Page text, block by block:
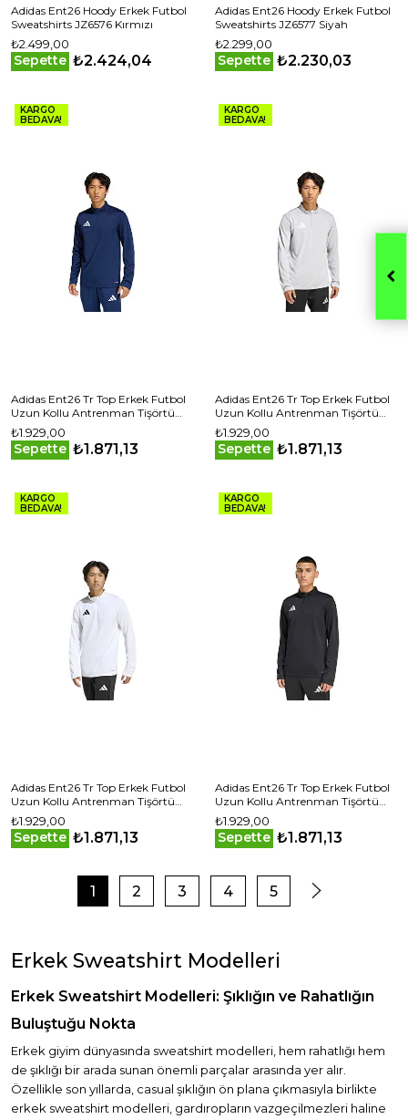
Adidas Ent26 Hoody Erkek Futbol
Sweatshirts JZ6576 Kırmızı
₺2.499,00
Sepette ₺2.424,04
Adidas Ent26 Hoody Erkek Futbol
Sweatshirts JZ6577 Siyah
₺2.299,00
Sepette ₺2.230,03
KARGO
BEDAVA!
Adidas Ent26 Tr Top Erkek Futbol
Uzun Kollu Antrenman Tişörtü
JZ6651 Lacivert
₺1.929,00
Sepette ₺1.871,13
KARGO
BEDAVA!
Adidas Ent26 Tr Top Erkek Futbol
Uzun Kollu Antrenman Tişörtü
JZ6654 Gri
₺1.929,00
Sepette ₺1.871,13
KARGO
BEDAVA!
Adidas Ent26 Tr Top Erkek Futbol
Uzun Kollu Antrenman Tişörtü
JZ6656 Beyaz
₺1.929,00
Sepette ₺1.871,13
KARGO
BEDAVA!
Adidas Ent26 Tr Top Erkek Futbol
Uzun Kollu Antrenman Tişörtü
JZ6658 Siyah
₺1.929,00
Sepette ₺1.871,13
1 2 3 4 5
Erkek Sweatshirt Modelleri
Erkek Sweatshirt Modelleri: Şıklığın ve Rahatlığın
Buluştuğu Nokta
Erkek giyim dünyasında sweatshirt modelleri, hem rahatlığı hem
de şıklığı bir arada sunan önemli parçalar arasında yer alır.
Özellikle son yıllarda, casual şıklığın ön plana çıkmasıyla birlikte
erkek sweatshirt modelleri, gardıropların vazgeçilmezleri haline